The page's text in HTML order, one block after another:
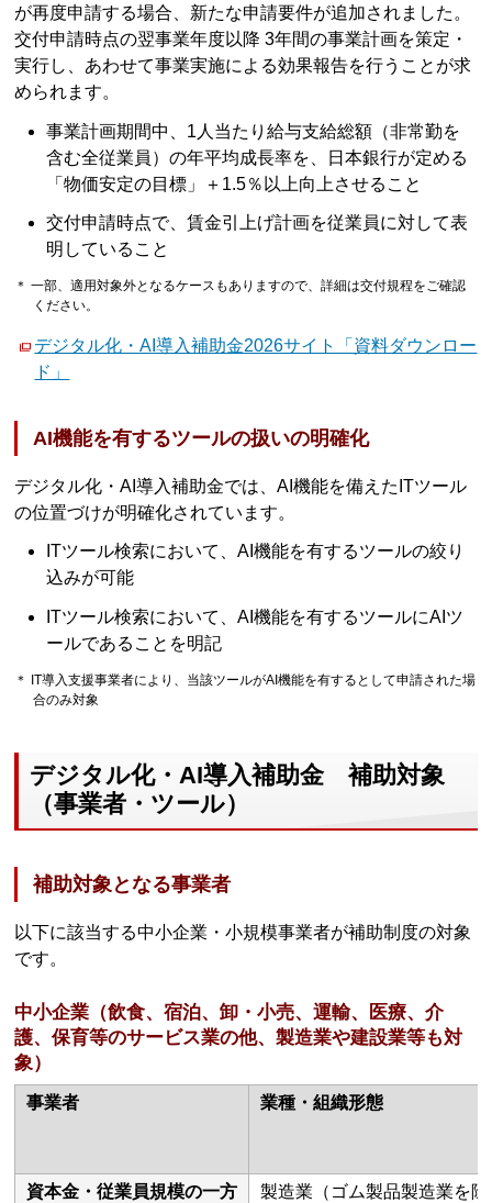
が再度申請する場合、新たな申請要件が追加されました。
交付申請時点の翌事業年度以降 3年間の事業計画を策定・
実行し、あわせて事業実施による効果報告を行うことが求
められます。
事業計画期間中、1人当たり給与支給総額（非常勤を
含む全従業員）の年平均成長率を、日本銀行が定める
「物価安定の目標」＋1.5％以上向上させること
交付申請時点で、賃金引上げ計画を従業員に対して表
明していること
＊ 一部、適用対象外となるケースもありますので、詳細は交付規程をご確認
ください。
デジタル化・AI導入補助金2026サイト「資料ダウンロー
ド」
AI機能を有するツールの扱いの明確化
デジタル化・AI導入補助金では、AI機能を備えたITツール
の位置づけが明確化されています。
ITツール検索において、AI機能を有するツールの絞り
込みが可能
ITツール検索において、AI機能を有するツールにAIツ
ールであることを明記
＊ IT導入支援事業者により、当該ツールがAI機能を有するとして申請された場
合のみ対象
デジタル化・AI導入補助金 補助対象
（事業者・ツール）
補助対象となる事業者
以下に該当する中小企業・小規模事業者が補助制度の対象
です。
中小企業（飲食、宿泊、卸・小売、運輸、医療、介
護、保育等のサービス業の他、製造業や建設業等も対
象）
事業者 業種・組織形態
資本金・従業員規模の一方
製造業（ゴム製品製造業を除